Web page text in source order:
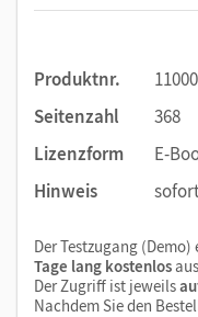
Produktnr.
Seitenzahl
368
Lizenzform
E-
Hinweis
Der Testzugang
Tage lang kostenlos
Der Zugriff ist jeweils
Nachdem Sie den